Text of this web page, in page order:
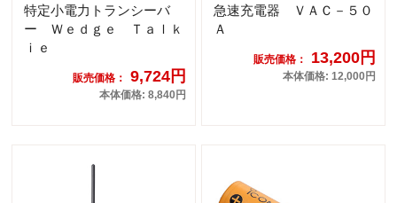
特定小電力トランシーバ
ー Ｗｅｄｇｅ Ｔａｌｋ
ｉｅ
販売価格： 9,724円
本体価格: 8,840円
急速充電器 ＶＡＣ－５０
Ａ
販売価格： 13,200円
本体価格: 12,000円